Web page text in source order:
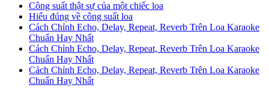
Công suất thật sự của một chiếc loa
Hiểu đúng về công suất loa
Cách Chỉnh Echo, Delay, Repeat, Reverb Trên Loa Karaoke
Chuẩn Hay Nhất
Cách Chỉnh Echo, Delay, Repeat, Reverb Trên Loa Karaoke
Chuẩn Hay Nhất
Cách Chỉnh Echo, Delay, Repeat, Reverb Trên Loa Karaoke
Chuẩn Hay Nhất